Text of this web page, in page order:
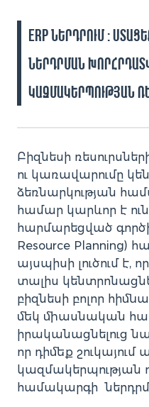
ERP ներդրում ։
ներդրման
կազմակերպության
Բիզնեսի
ու կառավարումը
ձեռնարկության
համար կարևոր է
հարմարեցված
Resource Planning)
այսպիսի լուծում է,
տալիս
բիզնեսի բոլոր
մեկ միասնական
իրականացնելուց
որ դիմեք
կազմակերպության
համակարգի